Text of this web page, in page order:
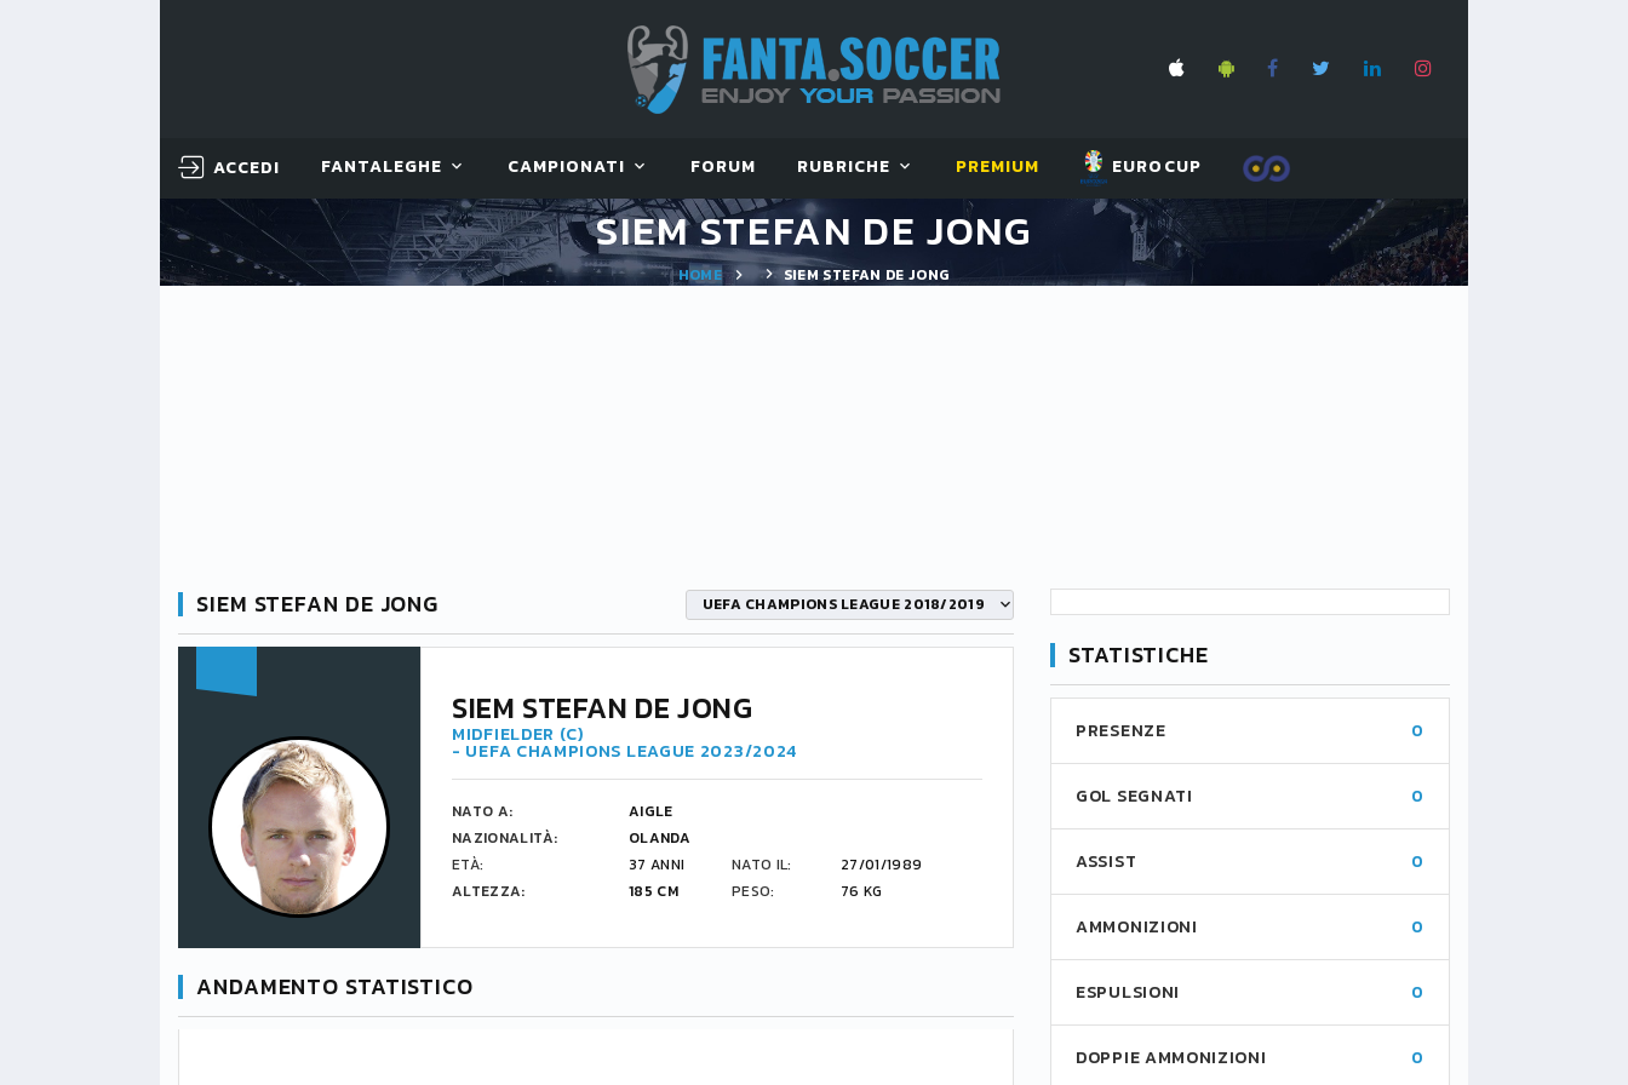
ACCEDI FANTALEGHE CAMPIONATI FORUM RUBRICHE PREMIUM EUROCUP
SIEM STEFAN DE JONG
HOME SIEM STEFAN DE JONG
SIEM STEFAN DE JONG UEFA CHAMPIONS LEAGUE 2018/2019
SIEM STEFAN DE JONG
MIDFIELDER (C)
- UEFA CHAMPIONS LEAGUE 2023/2024
NATO A:
AIGLE
NAZIONALITÀ:
OLANDA
ETÀ:
37 ANNI NATO IL:
27/01/1989
ALTEZZA:
185 CM PESO: 76 KG
ANDAMENTO STATISTICO
STATISTICHE
PRESENZE 0
GOL SEGNATI 0
ASSIST 0
AMMONIZIONI 0
ESPULSIONI 0
DOPPIE AMMONIZIONI 0